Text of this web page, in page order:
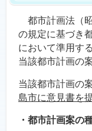
都市計画法（
の規定に基づき
において準用す
当該都市計画の
当該都市計画の
島市に意見書を
・都市計画案の